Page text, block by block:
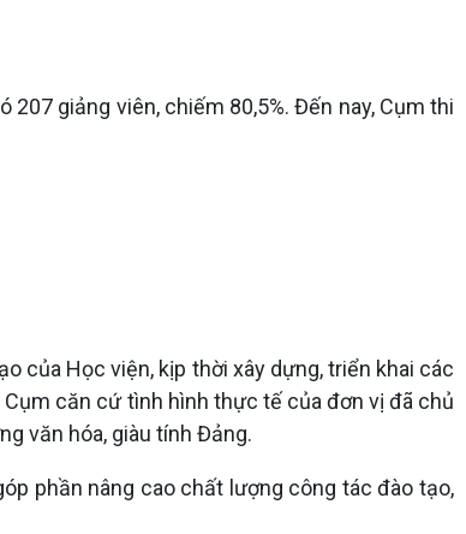
giảng viên, chiếm 80,5%. Đến nay, Cụm thi
của Học viện, kịp thời xây dựng, triển khai các
căn cứ tình hình thực tế của đơn vị đã chủ
văn hóa, giàu tính Đảng.
phần nâng cao chất lượng công tác đào tạo,